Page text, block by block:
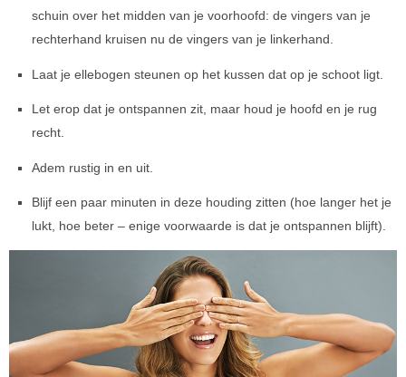
schuin over het midden van je voorhoofd: de vingers van je
rechterhand kruisen nu de vingers van je linkerhand.
Laat je ellebogen steunen op het kussen dat op je schoot ligt.
Let erop dat je ontspannen zit, maar houd je hoofd en je rug
recht.
Adem rustig in en uit.
Blijf een paar minuten in deze houding zitten (hoe langer het je
lukt, hoe beter – enige voorwaarde is dat je ontspannen blijft).